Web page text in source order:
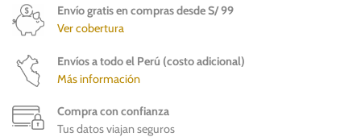
Envío gratis en compras desde S/ 99
Ver cobertura
Envíos a todo el Perú (costo adicional)
Más información
Compra con confianza
Tus datos viajan seguros